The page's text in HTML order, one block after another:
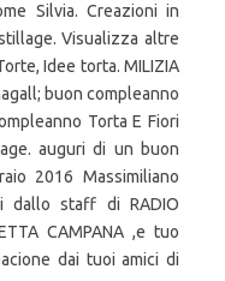
Silvia. Creazioni in
Visualizza altre
Idee torta. MILIZIA
buon compleanno
Torta E Fiori
auguri di un buon
2016 Massimiliano
dallo staff di RADIO
CAMPANA ,e tuo
dai tuoi amici di